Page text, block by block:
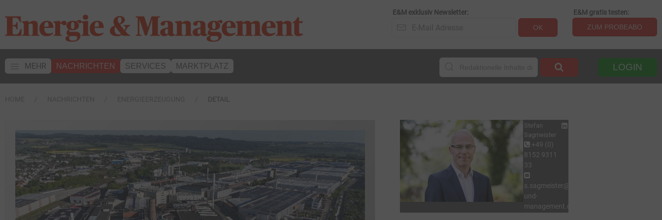
E&M exklusiv Newsletter:
OK
E&M gratis testen:
ZUM PROBEABO
MEHR NACHRICHTEN SERVICES MARKTPLATZ LOGIN
DETAIL
Stefan
Sagmeister
+49 (0)
8152 9311
33
s.sagmeister@energie-
und-
management.de